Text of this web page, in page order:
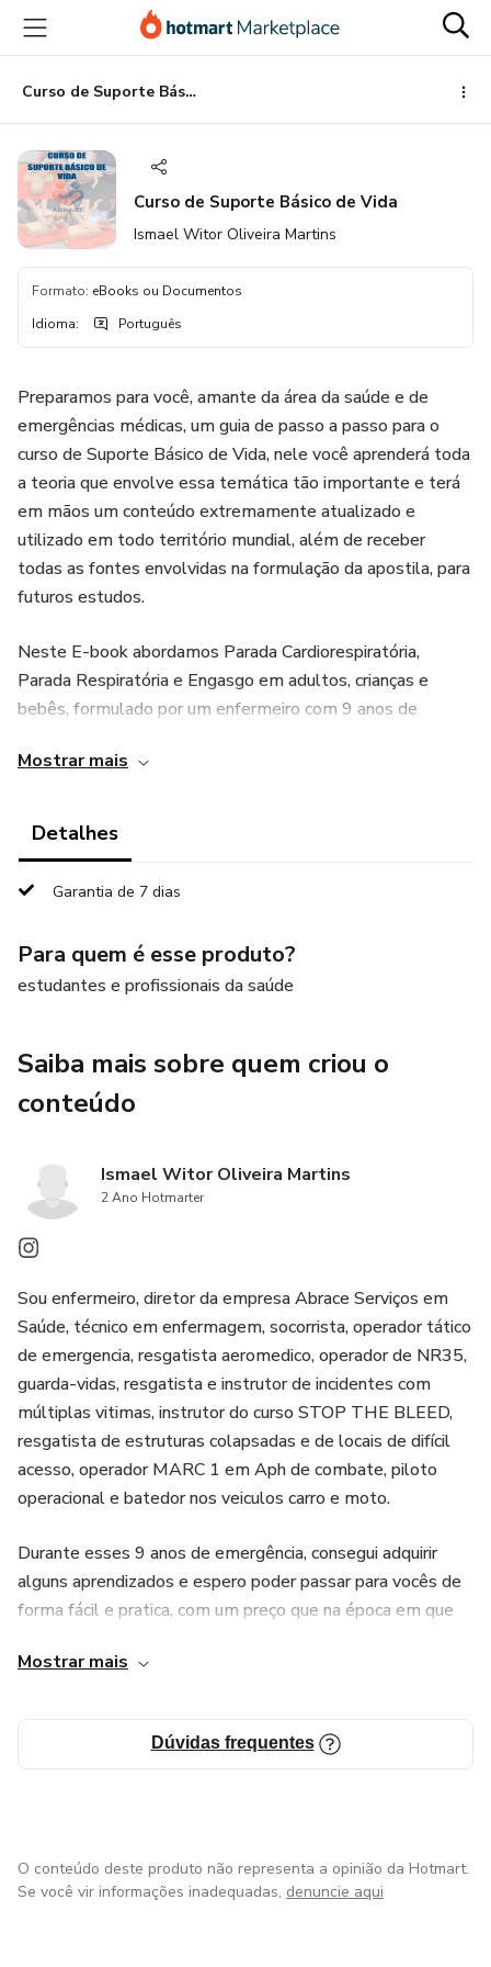
para
conteúdo
principal
para
pagamento
para
rodapé
Curso de Suporte Básico de Vida
Curso de Suporte Básico de Vida
Ismael Witor Oliveira Martins
Formato: eBooks ou Documentos
Idioma: Português
Preparamos para você, amante da área da saúde e de
emergências médicas, um guia de passo a passo para o
curso de Suporte Básico de Vida, nele você aprenderá toda
a teoria que envolve essa temática tão importante e terá
em mãos um conteúdo extremamente atualizado e
utilizado em todo território mundial, além de receber
todas as fontes envolvidas na formulação da apostila, para
futuros estudos.
Neste E-book abordamos Parada Cardiorespiratória,
Parada Respiratória e Engasgo em adultos, crianças e
bebês, formulado por um enfermeiro com 9 anos de
por uma médica com 5 anos de experiência em emergência.
Obs: Essa apostila não substitui um curso prático, mas sim
Treinar para Salvar! Abrace essa causa.
Mostrar mais
Detalhes
Garantia de 7 dias
Para quem é esse produto?
estudantes e profissionais da saúde
Saiba mais sobre quem criou o
conteúdo
Ismael Witor Oliveira Martins
2 Ano Hotmarter
Sou enfermeiro, diretor da empresa Abrace Serviços em
Saúde, técnico em enfermagem, socorrista, operador tático
de emergencia, resgatista aeromedico, operador de NR35,
guarda-vidas, resgatista e instrutor de incidentes com
múltiplas vitimas, instrutor do curso STOP THE BLEED,
resgatista de estruturas colapsadas e de locais de difícil
acesso, operador MARC 1 em Aph de combate, piloto
operacional e batedor nos veiculos carro e moto.
Durante esses 9 anos de emergência, consegui adquirir
alguns aprendizados e espero poder passar para vocês de
forma fácil e pratica, com um preço que na época em que
Mostrar mais
Dúvidas frequentes
O conteúdo deste produto não representa a opinião da Hotmart.
Se você vir informações inadequadas, denuncie aqui